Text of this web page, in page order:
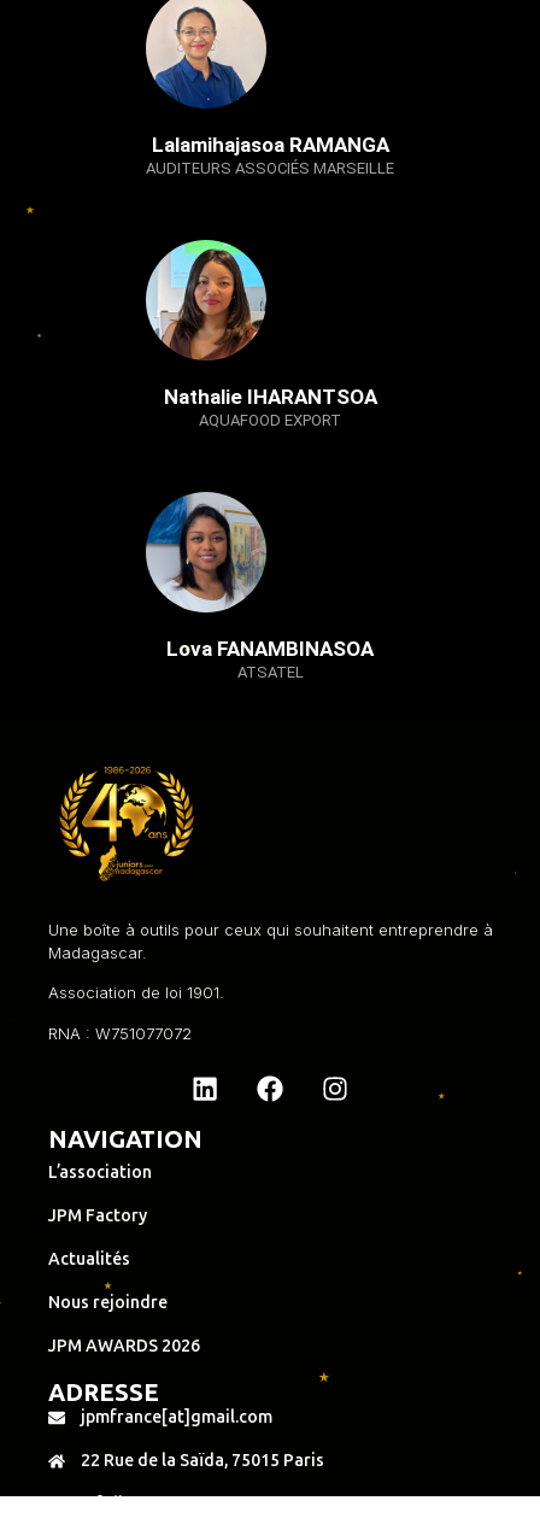
Lalamihajasoa RAMANGA
AUDITEURS ASSOCIÉS MARSEILLE
Nathalie IHARANTSOA
AQUAFOOD EXPORT
Lova FANAMBINASOA
ATSATEL
Une boîte à outils pour ceux qui souhaitent entreprendre à
Madagascar.
Association de loi 1901.
RNA : W751077072
NAVIGATION
L’association
JPM Factory
Actualités
Nous rejoindre
JPM AWARDS 2026
ADRESSE
jpmfrance[at]gmail.com
22 Rue de la Saïda, 75015 Paris